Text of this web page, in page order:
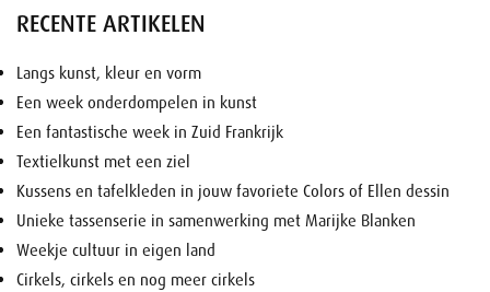
RECENTE ARTIKELEN
Langs kunst, kleur en vorm
Een week onderdompelen in kunst
Een fantastische week in Zuid Frankrijk
Textielkunst met een ziel
Kussens en tafelkleden in jouw favoriete Colors of Ellen dessin
Unieke tassenserie in samenwerking met Marijke Blanken
Weekje cultuur in eigen land
Cirkels, cirkels en nog meer cirkels